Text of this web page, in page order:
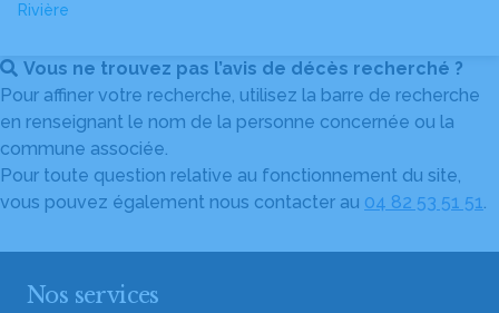
Rivière
Vous ne trouvez pas l’avis de décès recherché ?
Pour affiner votre recherche, utilisez la barre de recherche
en renseignant le nom de la personne concernée ou la
commune associée.
Pour toute question relative au fonctionnement du site,
vous pouvez également nous contacter au 04 82 53 51 51.
Nos services